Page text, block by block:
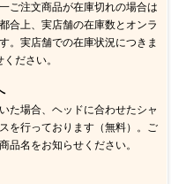
ご注文商品が在庫切れの場合は
合上、実店舗の在庫数とオンラ
。実店舗での在庫状況につきま
ださい。
た場合、ヘッドに合わせたシャ
を行っております（無料）。ご
品名をお知らせください。